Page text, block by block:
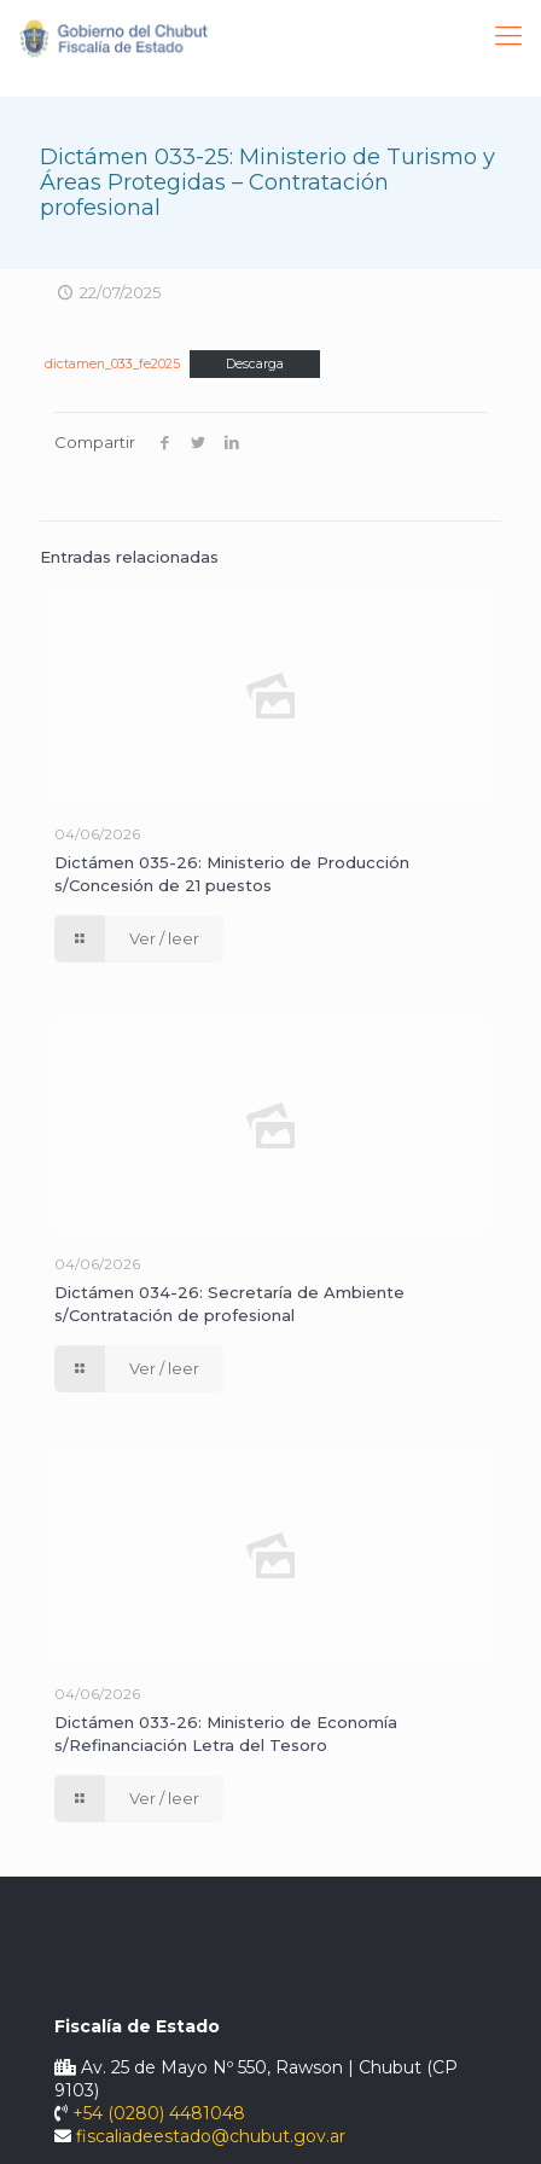
Dictámen 033-25: Ministerio de Turismo y
Áreas Protegidas – Contratación
profesional
22/07/2025
dictamen_033_fe2025 Descarga
Compartir
Entradas relacionadas
04/06/2026
Dictámen 035-26: Ministerio de Producción
s/Concesión de 21 puestos
Ver / leer
04/06/2026
Dictámen 034-26: Secretaría de Ambiente
s/Contratación de profesional
Ver / leer
04/06/2026
Dictámen 033-26: Ministerio de Economía
s/Refinanciación Letra del Tesoro
Ver / leer
Fiscalía de Estado
Av. 25 de Mayo Nº 550, Rawson | Chubut (CP
9103)
+54 (0280) 4481048
fiscaliadeestado@chubut.gov.ar